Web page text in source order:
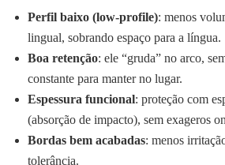
Perfil baixo (low-profile): menos
lingual, sobrando espaço para a língua.
Boa retenção: ele “gruda” no arco,
constante para manter no lugar.
Espessura funcional: proteção com
(absorção de impacto), sem exageros
Bordas bem acabadas: menos
tolerância.